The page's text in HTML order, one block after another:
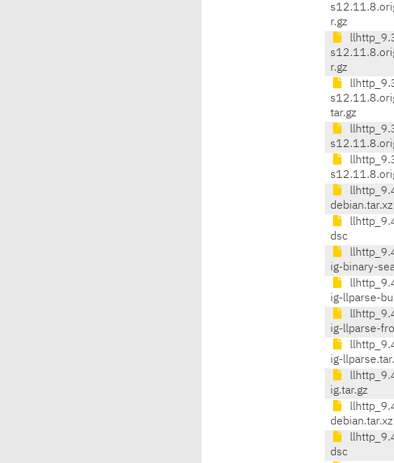
r.gz
r.gz
tar.gz
debian.tar.xz
dsc
ig-binary-
ig-llparse-
ig-llparse-
ig-
ig.tar.gz
debian.tar.xz
dsc